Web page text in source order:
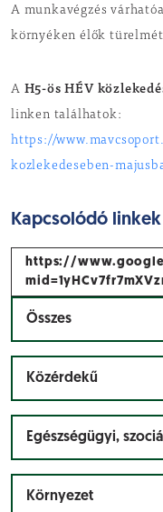
A munkavégzés
környéken élők
A H5-ös HÉV
linken találhatok:
https://
kozlekedeseben-
Kapcsolódó
https://
Összes
Közérdekű
Egészségügyi,
Környezet